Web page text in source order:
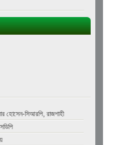
হোসেন-সিআরপি, রাজশাহী